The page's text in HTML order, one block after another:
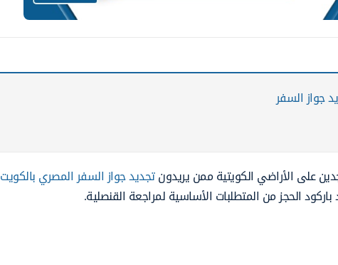
جواز السفر
على الأراضي الكويتية ممن يريدونتجديد جواز السفر المصري بالكويت
الحجز من المتطلبات الأساسية لمراجعة القنصلية.